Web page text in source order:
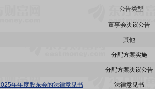
公告类型
董事会决议公告
其他
分配方案实施
分配方案决议公告
年年度股东会的法律意见书 法律意见书